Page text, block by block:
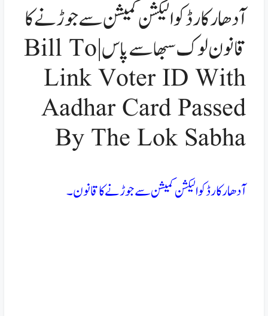
آدھارکارڈ کو الیکشن کمیشن سے جوڑنے کا
قانون لوک سبھا سے پاس|Bill To
Link Voter ID With
Aadhar Card Passed
By The Lok Sabha
آدھارکارڈکو الیکشن کمیشن سے جوڑنے کا قانون۔